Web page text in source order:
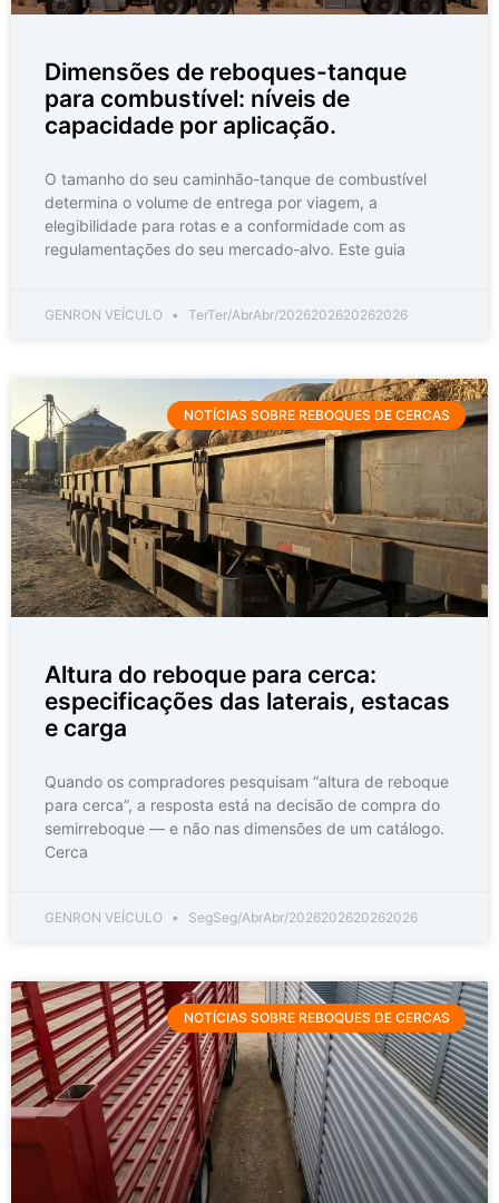
Dimensões de reboques-tanque
para combustível: níveis de
capacidade por aplicação.
O tamanho do seu caminhão-tanque de combustível
determina o volume de entrega por viagem, a
elegibilidade para rotas e a conformidade com as
regulamentações do seu mercado-alvo. Este guia
GENRON VEÍCULO TerTer/AbrAbr/2026202620262026
NOTÍCIAS SOBRE REBOQUES DE CERCAS
Altura do reboque para cerca:
especificações das laterais, estacas
e carga
Quando os compradores pesquisam “altura de reboque
para cerca”, a resposta está na decisão de compra do
semirreboque — e não nas dimensões de um catálogo.
Cerca
GENRON VEÍCULO SegSeg/AbrAbr/2026202620262026
NOTÍCIAS SOBRE REBOQUES DE CERCAS